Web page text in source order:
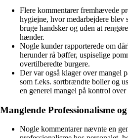
Flere kommentarer fremhævede
hygiejne, hvor medarbejdere blev
bruge handsker og uden at
hænder.
Nogle kunder rapporterede om
herunder rå bøffer, uspiselige
overtilberedte burgere.
Der var også klager over mangel
som f.eks. sortbrændte boller og
en generel mangel på kontrol
Manglende Professionalisme
Nogle kommentarer nævnte en